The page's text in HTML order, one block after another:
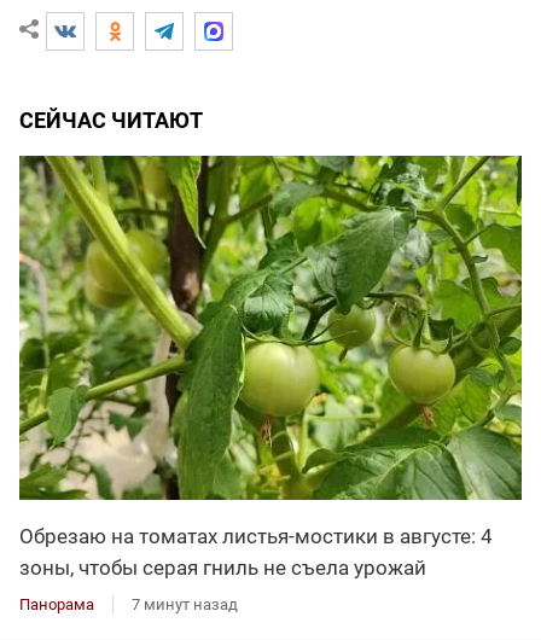
СЕЙЧАС ЧИТАЮТ
Обрезаю на томатах листья-мостики в августе: 4
зоны, чтобы серая гниль не съела урожай
Панорама 7 минут назад